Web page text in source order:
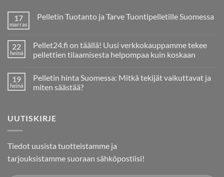
17
marras
Pelletin Tuotanto ja Tarve Tuontipelletille Suomessa
Pelletin
Tuotanto
ja
Suomessa
22
heinä
Pellet24.fi on täällä! Uusi verkkokauppamme tekee
pellettien tilaamisesta helpompaa kuin koskaan
artikkeliin
Pellet24.fi
on
tekee
pellettien
koskaan
19
heinä
Pelletin hinta Suomessa: Mitkä tekijät vaikuttavat ja
miten säästää?
Pelletin
hinta
tekijät
vaikuttavat
miten
UUTISKIRJE
Tiedot uusista tuotteistamme ja
tarjouksistamme suoraan sähköpostiisi!